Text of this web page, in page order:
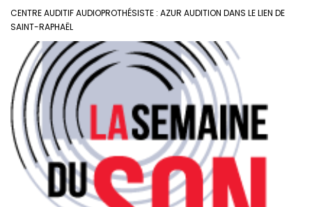
CENTRE AUDITIF AUDIOPROTHÉSISTE : AZUR AUDITION DANS LE LIEN DE
SAINT-RAPHAËL